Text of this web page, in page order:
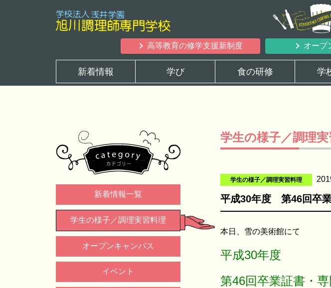
高等教育の修学支援新制度 オープ
新着情報 学び 食の研修 学
新着情報一覧
学生の様子／調理実習料理
オープンキャンパス
イベント
学生の様子／調理
学生の様子／調理実習料理
平成30年度 第46回卒
本日、雪の美術館にて
平成30年度
第46回卒業証書・